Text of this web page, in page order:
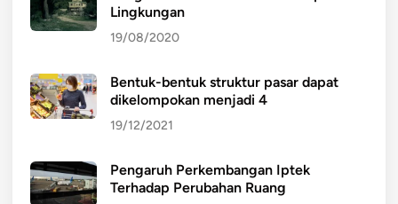
Lingkungan
19/08/2020
Bentuk-bentuk struktur pasar dapat
dikelompokan menjadi 4
19/12/2021
Pengaruh Perkembangan Iptek
Terhadap Perubahan Ruang